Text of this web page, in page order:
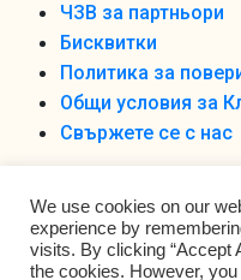
ЧЗВ за партньори
Бисквитки
Политика за
Общи условия за
Свържете се с нас
We use cookies on our
experience by
visits. By clicking “Accept
the cookies. However,